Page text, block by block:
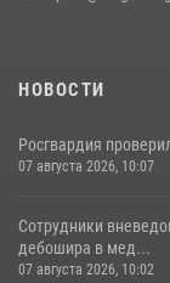
НОВОСТИ
Росгвардия
07 августа 2026, 10:07
Сотрудники
дебошира в мед...
07 августа 2026, 10:02